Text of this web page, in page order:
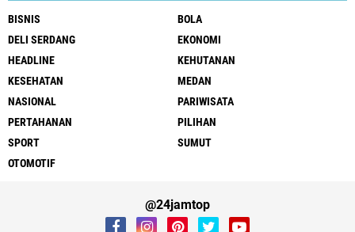
BISNIS
BOLA
DELI SERDANG
EKONOMI
HEADLINE
KEHUTANAN
KESEHATAN
MEDAN
NASIONAL
PARIWISATA
PERTAHANAN
PILIHAN
SPORT
SUMUT
OTOMOTIF
@24jamtop